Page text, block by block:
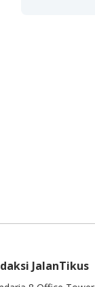
JalanTikus